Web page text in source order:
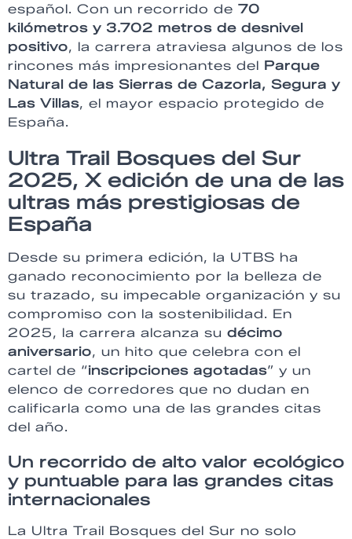
español. Con un recorrido de 70
kilómetros y 3.702 metros de desnivel
positivo, la carrera atraviesa algunos de los
rincones más impresionantes del Parque
Natural de las Sierras de Cazorla, Segura y
Las Villas, el mayor espacio protegido de
España.
Ultra Trail Bosques del Sur
2025, X edición de una de las
ultras más prestigiosas de
España
Desde su primera edición, la UTBS ha
ganado reconocimiento por la belleza de
su trazado, su impecable organización y su
compromiso con la sostenibilidad. En
2025, la carrera alcanza su décimo
aniversario, un hito que celebra con el
cartel de “inscripciones agotadas” y un
elenco de corredores que no dudan en
calificarla como una de las grandes citas
del año.
Un recorrido de alto valor ecológico
y puntuable para las grandes citas
internacionales
La Ultra Trail Bosques del Sur no solo